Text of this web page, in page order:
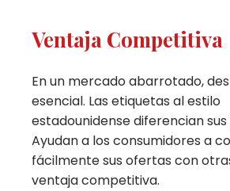
Ventaja Competitiva
En un mercado abarrotado,
esencial. Las etiquetas al estilo
estadounidense diferencian
Ayudan a los consumidores a
fácilmente sus ofertas con
ventaja competitiva.